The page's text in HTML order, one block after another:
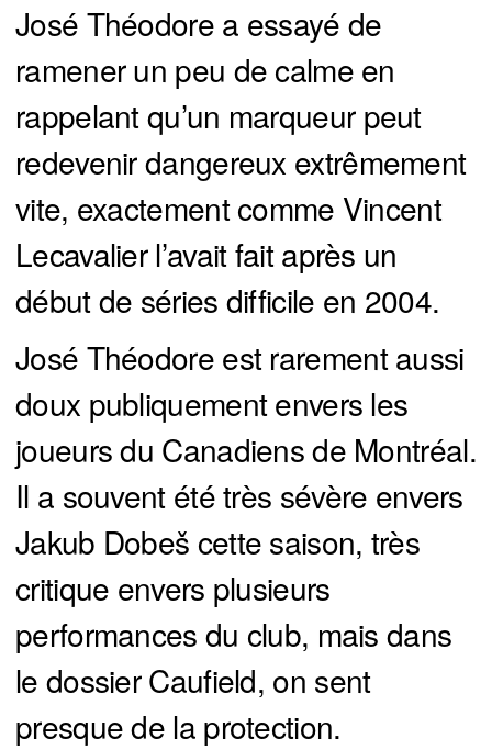
José Théodore a essayé de
ramener un peu de calme en
rappelant qu’un marqueur peut
redevenir dangereux extrêmement
vite, exactement comme Vincent
Lecavalier l’avait fait après un
début de séries difficile en 2004.
José Théodore est rarement aussi
doux publiquement envers les
joueurs du Canadiens de Montréal.
Il a souvent été très sévère envers
Jakub Dobeš cette saison, très
critique envers plusieurs
performances du club, mais dans
le dossier Caufield, on sent
presque de la protection.